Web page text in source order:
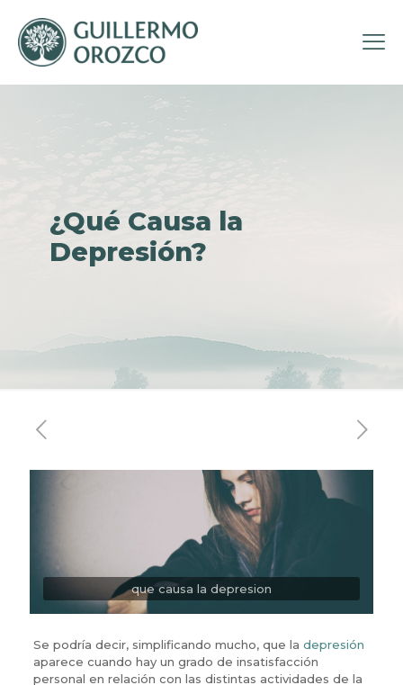
¿Qué Causa la
Depresión?
que causa la depresion
Se podría decir, simplificando mucho, que la depresión
aparece cuando hay un grado de insatisfacción
personal en relación con las distintas actividades de la